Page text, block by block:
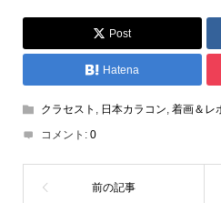
Post
Hatena
クラセスト , 日本カラコン, 着画＆レ
コメント: 0